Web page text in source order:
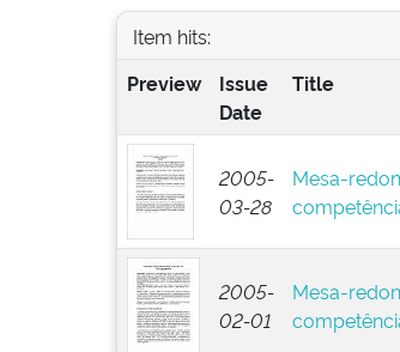
Item hits:
Preview
Issue
Date
Title
2005-
03-28
Mesa-
2005-
02-01
Mesa-